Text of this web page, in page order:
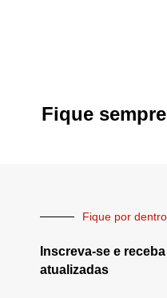
Fique
Fique por
Inscreva-se e
atualizadas